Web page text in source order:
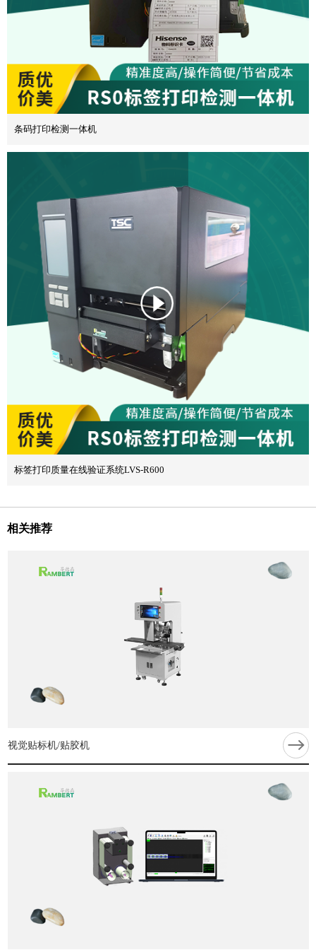
条码打印检测一体机
标签打印质量在线验证系统LVS-R600
相关推荐
视觉贴标机/贴胶机